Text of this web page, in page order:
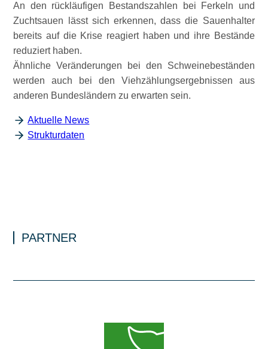
An den rückläufigen Bestandszahlen bei Ferkeln und
Zuchtsauen lässt sich erkennen, dass die Sauenhalter
bereits auf die Krise reagiert haben und ihre Bestände
reduziert haben.
Ähnliche Veränderungen bei den Schweinebeständen
werden auch bei den Viehzählungsergebnissen aus
anderen Bundesländern zu erwarten sein.
Aktuelle News
Strukturdaten
PARTNER